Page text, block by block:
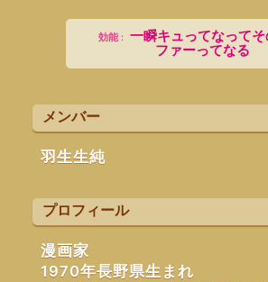
一瞬キュってなって
ファーってなる
メンバー
羽生生純
プロフィール
漫画家
1970年長野県生まれ